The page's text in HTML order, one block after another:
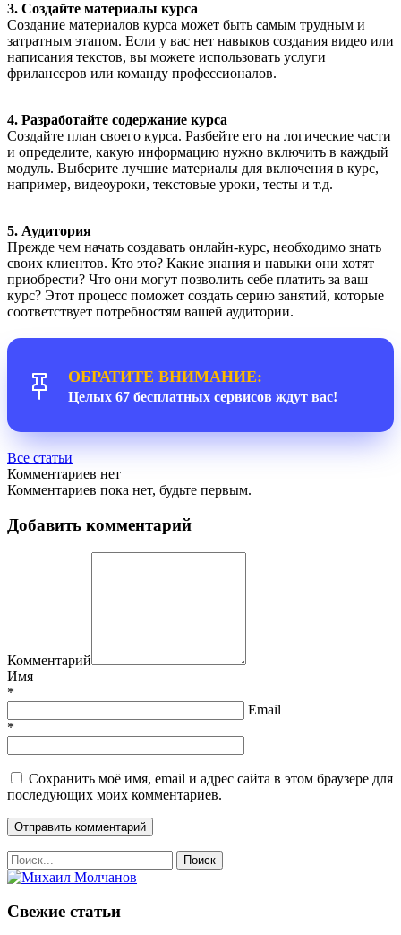
3. Создайте материалы курса
Создание материалов курса может быть самым трудным и
затратным этапом. Если у вас нет навыков создания видео или
написания текстов, вы можете использовать услуги
фрилансеров или команду профессионалов.
4. Разработайте содержание курса
Создайте план своего курса. Разбейте его на логические части
и определите, какую информацию нужно включить в каждый
модуль. Выберите лучшие материалы для включения в курс,
например, видеоуроки, текстовые уроки, тесты и т.д.
5. Аудитория
Прежде чем начать создавать онлайн-курс, необходимо знать
своих клиентов. Кто это? Какие знания и навыки они хотят
приобрести? Что они могут позволить себе платить за ваш
курс? Этот процесс поможет создать серию занятий, которые
соответствует потребностям вашей аудитории.
ОБРАТИТЕ ВНИМАНИЕ:
Целых 67 бесплатных сервисов ждут вас!
Все статьи
Комментариев нет
Комментариев пока нет, будьте первым.
Добавить комментарий
Комментарий
Имя
*
Email
*
Сохранить моё имя, email и адрес сайта в этом браузере для
последующих моих комментариев.
Свежие статьи